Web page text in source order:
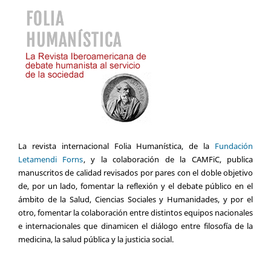
La revista internacional Folia Humanística, de la Fundación
Letamendi Forns, y la colaboración de la CAMFiC, publica
manuscritos de calidad revisados por pares con el doble objetivo
de, por un lado, fomentar la reflexión y el debate público en el
ámbito de la Salud, Ciencias Sociales y Humanidades, y por el
otro, fomentar la colaboración entre distintos equipos nacionales
e internacionales que dinamicen el diálogo entre filosofía de la
medicina, la salud pública y la justicia social.